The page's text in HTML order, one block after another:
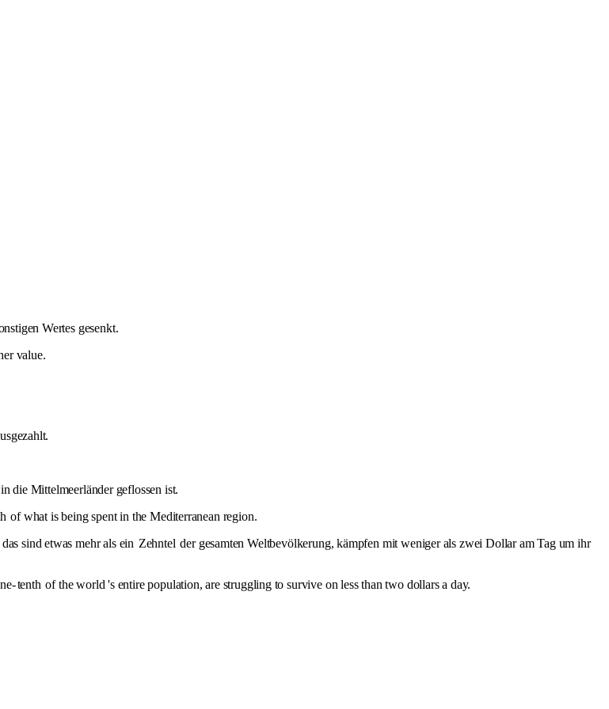
Wertes gesenkt.
value.
die Mittelmeerländer geflossen ist.
of what is being spent in the Mediterranean region.
sind etwas mehr als ein Zehntel der gesamten Weltbevölkerung, kämpfen mit weniger als zwei Dollar am Tag um ihr
tenth of the world 's entire population, are struggling to survive on less than two dollars a day.